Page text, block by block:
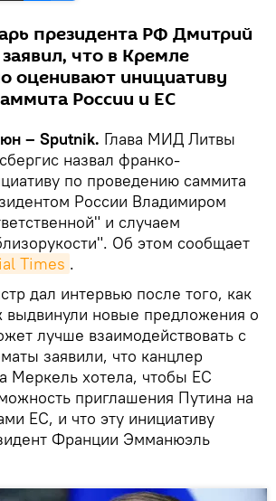
президента РФ Дмитрий
что в Кремле
оценивают инициативу
России и ЕС
– Sputnik. Глава МИД Литвы
назвал франко-
по проведению саммита
России Владимиром
и случаем
Об этом сообщает
Times .
дал интервью после того, как
новые предложения о
лучше взаимодействовать с
заявили, что канцлер
Меркель хотела, чтобы ЕС
приглашения Путина на
ЕС, и что эту инициативу
Франции Эмманюэль